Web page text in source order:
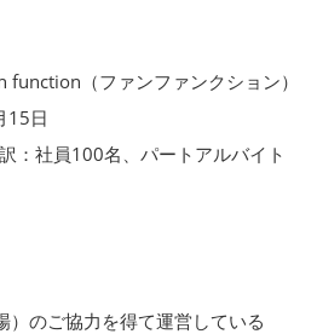
（ファンファンクション）
日
：社員100名、パートアルバイト
）のご協力を得て運営している